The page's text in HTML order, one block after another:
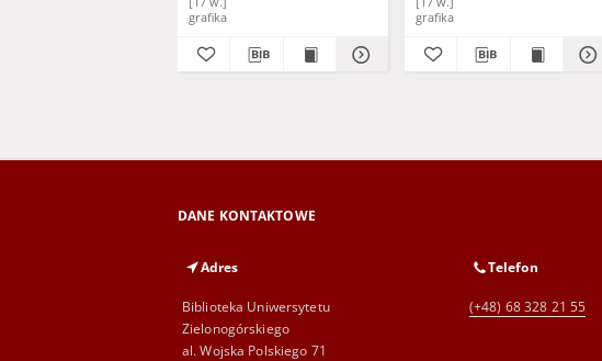
grafika
grafika
DANE KONTAKTOWE
Adres
Biblioteka Uniwersytetu
Zielonogórskiego
al. Wojska Polskiego 71
Telefon
(+48) 68 328 21 55